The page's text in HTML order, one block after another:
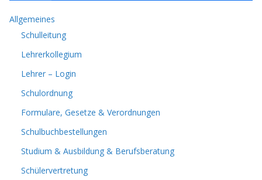
Allgemeines
Schulleitung
Lehrerkollegium
Lehrer – Login
Schulordnung
Formulare, Gesetze & Verordnungen
Schulbuchbestellungen
Studium & Ausbildung & Berufsberatung
Schülervertretung